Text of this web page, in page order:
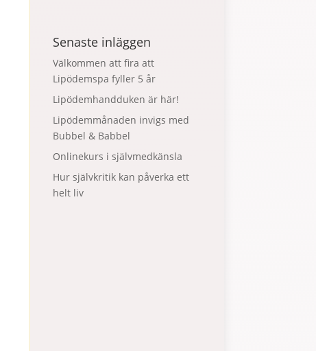
Senaste inläggen
Välkommen att fira att
Lipödemspa fyller 5 år
Lipödemhandduken är här!
Lipödemmånaden invigs med
Bubbel & Babbel
Onlinekurs i självmedkänsla
Hur självkritik kan påverka ett
helt liv